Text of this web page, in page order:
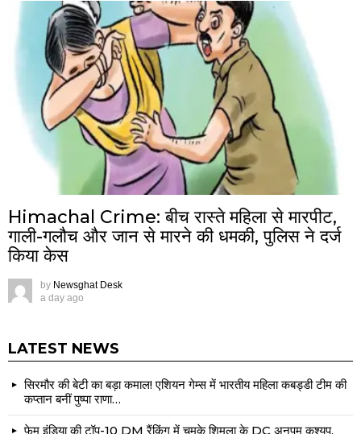
Himachal Crime: बीच रास्ते महिला से मारपीट,
गाली-गलौच और जान से मारने की धमकी, पुलिस ने दर्ज
किया केस
by Newsghat Desk
a day ago
LATEST NEWS
सिरमौर की बेटी का बड़ा कमाल! एशियन गेम्स में भारतीय महिला कबड्डी टीम की
कप्तान बनीं पुष्पा राणा…
फेम इंडिया की टॉप-10 DM रैंकिंग में चमके शिमला के DC अनुपम कश्यप,